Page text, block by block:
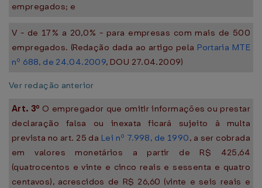
empregados; e
V - de 17% a 20,0% - para empresas com mais de 500
empregados. (Redação dada ao artigo pela Portaria MTE
nº 688, de 24.04.2009, DOU 27.04.2009)
Ver redação anterior
Art. 3º O empregador que omitir informações ou prestar
declaração falsa ou inexata ficará sujeito à multa
prevista no art. 25 da Lei nº 7.998, de 1990, a ser cobrada
em valores monetários a partir de R$ 425,64
(quatrocentos e vinte e cinco reais e sessenta e quatro
centavos), acrescidos de R$ 26,60 (vinte e seis reais e